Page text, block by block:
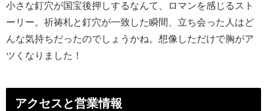
小さな釘穴が国宝後押しするなんて、ロマンを感じるスト
ーリー。祈祷札と釘穴が一致した瞬間、立ち会った人はど
んな気持ちだったのでしょうかね。想像しただけで胸がア
ツくなりました！
アクセスと営業情報